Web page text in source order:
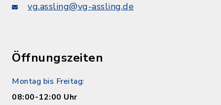
vg.assling@vg-assling.de
Öffnungszeiten
Montag bis Freitag:
08:00-12:00 Uhr